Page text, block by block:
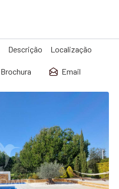
Descrição Localização
Brochura Email